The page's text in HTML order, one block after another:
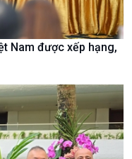
mục
dòng Thời sự
Nam được xếp hạng,